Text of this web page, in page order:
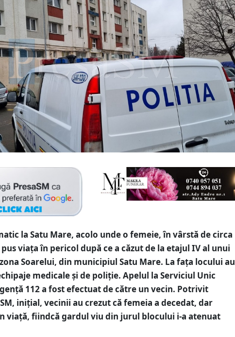
la Satu Mare, acolo unde o femeie, în vârstă de circa
pus viața în pericol după ce a căzut de la etajul IV al unui
Soarelui, din municipiul Satu Mare. La fața locului au
medicale și de poliție. Apelul la Serviciul Unic
112 a fost efectuat de către un vecin. Potrivit
inițial, vecinii au crezut că femeia a decedat, dar
viață, fiindcă gardul viu din jurul blocului i-a atenuat